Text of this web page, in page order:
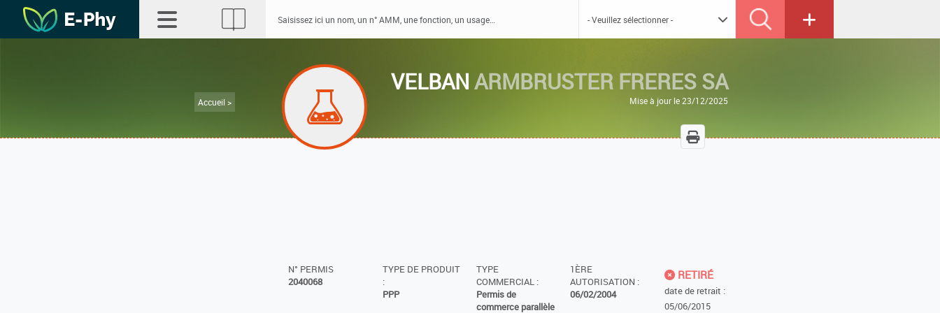
Accueil >
VELBANARMBRUSTER FRERES SA
Mise à jour le 23/12/2025
N° PERMIS
2040068
TYPE DE PRODUIT
:
PPP
TYPE
COMMERCIAL :
Permis de
commerce parallèle
1ÈRE
AUTORISATION :
06/02/2004
RETIRÉ
date de retrait :
05/06/2015